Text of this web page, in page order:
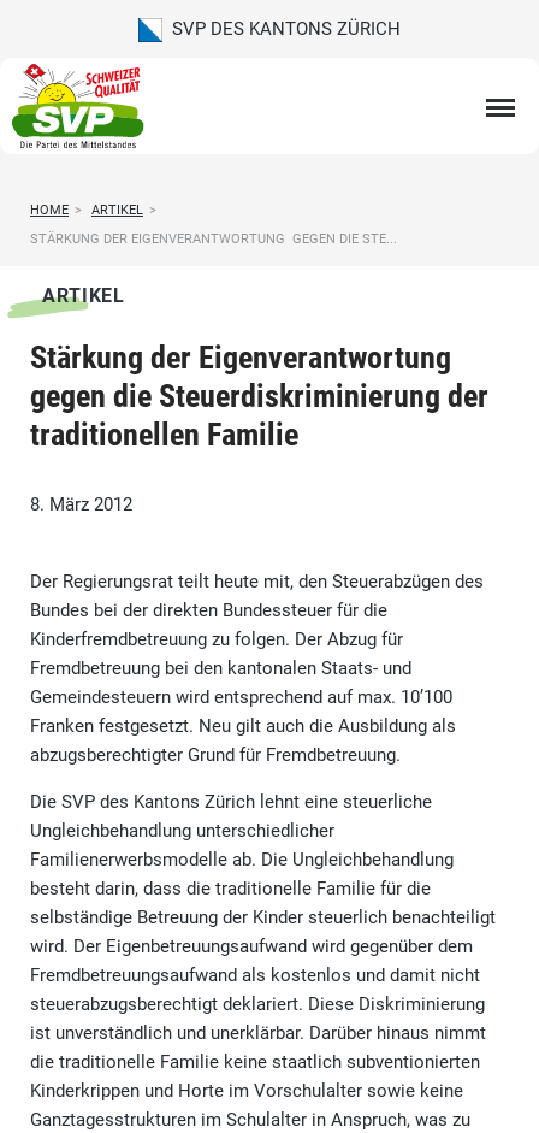
SVP DES KANTONS ZÜRICH
HOME > ARTIKEL >
STÄRKUNG DER EIGENVERANTWORTUNG  GEGEN DIE STE...
ARTIKEL
Stärkung der Eigenverantwortung 
gegen die Steuerdiskriminierung der
traditionellen Familie
8. März 2012
Der Regierungsrat teilt heute mit, den Steuerabzügen des
Bundes bei der direkten Bundessteuer für die
Kinderfremdbetreuung zu folgen. Der Abzug für
Fremdbetreuung bei den kantonalen Staats- und
Gemeindesteuern wird entsprechend auf max. 10’100
Franken festgesetzt. Neu gilt auch die Ausbildung als
abzugsberechtigter Grund für Fremdbetreuung.
Die SVP des Kantons Zürich lehnt eine steuerliche
Ungleichbehandlung unterschiedlicher
Familienerwerbsmodelle ab. Die Ungleichbehandlung
besteht darin, dass die traditionelle Familie für die
selbständige Betreuung der Kinder steuerlich benachteiligt
wird. Der Eigenbetreuungsaufwand wird gegenüber dem
Fremdbetreuungsaufwand als kostenlos und damit nicht
steuerabzugsberechtigt deklariert. Diese Diskriminierung
ist unverständlich und unerklärbar. Darüber hinaus nimmt
die traditionelle Familie keine staatlich subventionierten
Kinderkrippen und Horte im Vorschulalter sowie keine
Ganztagesstrukturen im Schulalter in Anspruch, was zu